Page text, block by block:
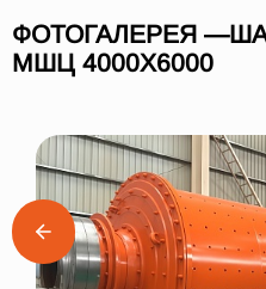
ФОТОГАЛЕРЕЯ
МШЦ 4000Х6000